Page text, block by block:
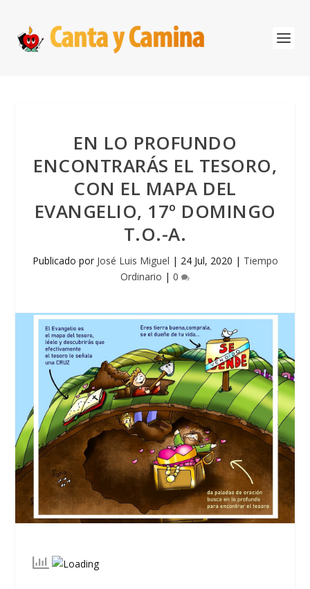
EN LO PROFUNDO
ENCONTRARÁS EL TESORO,
CON EL MAPA DEL
EVANGELIO, 17º DOMINGO
T.O.-A.
Publicado por José Luis Miguel | 24 Jul, 2020 | Tiempo
Ordinario | 0